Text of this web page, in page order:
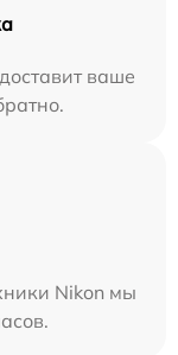
ваше
Nikon мы